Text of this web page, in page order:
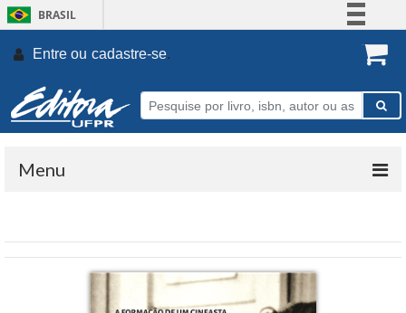
BRASIL
Participe
Entre ou cadastre-se.
Menu